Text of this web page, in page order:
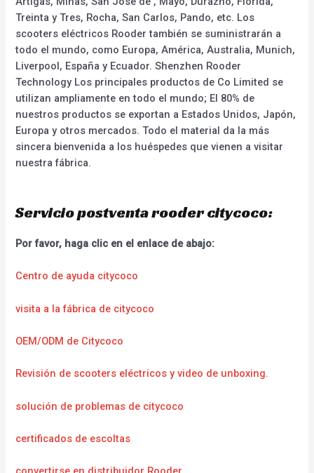
Treinta y Tres, Rocha, San Carlos, Pando, etc. Los
scooters eléctricos Rooder también se suministrarán a
todo el mundo, como Europa, América, Australia, Munich,
Liverpool, España y Ecuador. Shenzhen Rooder
Technology Los principales productos de Co Limited se
utilizan ampliamente en todo el mundo; El 80% de
nuestros productos se exportan a Estados Unidos, Japón,
Europa y otros mercados. Todo el material da la más
sincera bienvenida a los huéspedes que vienen a visitar
nuestra fábrica.
Servicio postventa rooder citycoco:
Por favor, haga clic en el enlace de abajo:
Centro de ayuda citycoco
visita a la fábrica de citycoco
OEM/ODM de Citycoco
Revisión de scooters eléctricos y video de unboxing.
solución de problemas de citycoco
certificados de escoltas